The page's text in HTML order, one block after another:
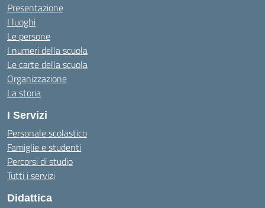
Presentazione
I luoghi
Le persone
I numeri della scuola
Le carte della scuola
Organizzazione
La storia
I Servizi
Personale scolastico
Famiglie e studenti
Percorsi di studio
Tutti i servizi
Didattica